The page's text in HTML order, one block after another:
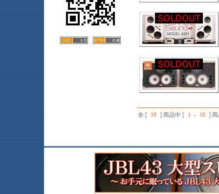
全 [ 18 ] 商品中 [ 1 - 18 ] 商